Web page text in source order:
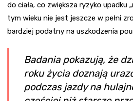
do ciała, co zwiększa ryzyko upadku
tym wieku nie jest jeszcze w pełni
bardziej podatny na uszkodzenia
Badania pokazują, że
roku życia doznają
podczas jazdy na